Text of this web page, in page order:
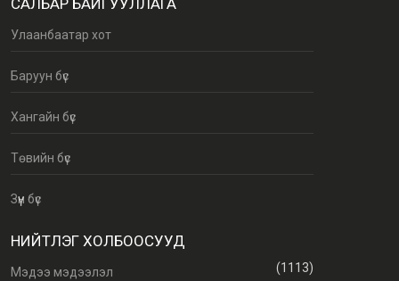
САЛБАР БАЙГУУЛЛАГА
Улаанбаатар хот
Баруун бүс
Хангайн бүс
Төвийн бүс
Зүүн бүс
НИЙТЛЭГ ХОЛБООСУУД
Мэдээ мэдээлэл (1113)